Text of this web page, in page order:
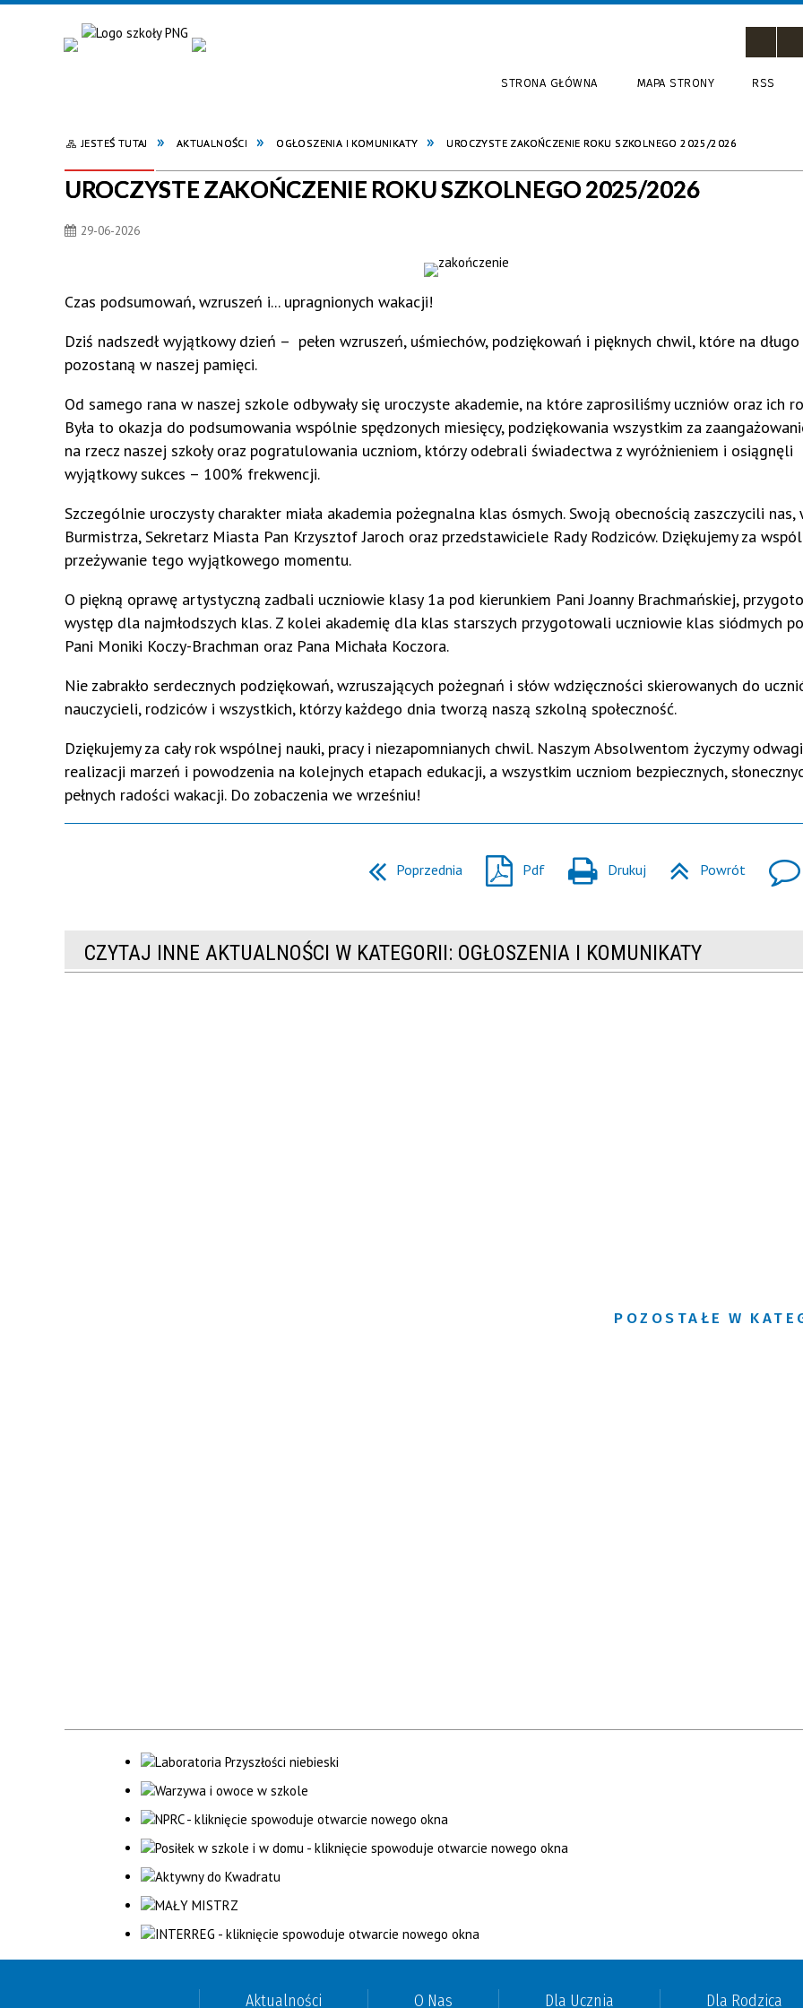
STRONA GŁÓWNA MAPA STRONY RSS
JESTEŚ TUTAJ AKTUALNOŚCI OGŁOSZENIA I KOMUNIKATY UROCZYSTE ZAKOŃCZENIE ROKU SZKOLNEGO 2025/2026
UROCZYSTE ZAKOŃCZENIE ROKU SZKOLNEGO 2025/2026
29-06-2026
Czas podsumowań, wzruszeń i... upragnionych wakacji!
Dziś nadszedł wyjątkowy dzień – pełen wzruszeń, uśmiechów, podziękowań i pięknych chwil, które na długo
pozostaną w naszej pamięci.
Od samego rana w naszej szkole odbywały się uroczyste akademie, na które zaprosiliśmy uczniów oraz ich
Była to okazja do podsumowania wspólnie spędzonych miesięcy, podziękowania wszystkim za
na rzecz naszej szkoły oraz pogratulowania uczniom, którzy odebrali świadectwa z wyróżnieniem i osiągnęli
wyjątkowy sukces – 100% frekwencji.
Szczególnie uroczysty charakter miała akademia pożegnalna klas ósmych. Swoją obecnością zaszczycili nas,
Burmistrza, Sekretarz Miasta Pan Krzysztof Jaroch oraz przedstawiciele Rady Rodziców. Dziękujemy za
przeżywanie tego wyjątkowego momentu.
O piękną oprawę artystyczną zadbali uczniowie klasy 1a pod kierunkiem Pani Joanny Brachmańskiej,
występ dla najmłodszych klas. Z kolei akademię dla klas starszych przygotowali uczniowie klas siódmych
Pani Moniki Koczy-Brachman oraz Pana Michała Koczora.
Nie zabrakło serdecznych podziękowań, wzruszających pożegnań i słów wdzięczności skierowanych do
nauczycieli, rodziców i wszystkich, którzy każdego dnia tworzą naszą szkolną społeczność.
Dziękujemy za cały rok wspólnej nauki, pracy i niezapomnianych chwil. Naszym Absolwentom życzymy
realizacji marzeń i powodzenia na kolejnych etapach edukacji, a wszystkim uczniom bezpiecznych,
pełnych radości wakacji. Do zobaczenia we wrześniu!
Poprzednia Pdf Drukuj Powrót
CZYTAJ INNE AKTUALNOŚCI W KATEGORII: OGŁOSZENIA I KOMUNIKATY
POZOSTAŁE W
Aktualności O Nas Dla Ucznia Dla Rodzica